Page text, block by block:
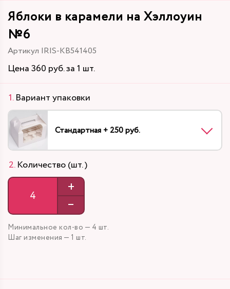
Яблоки в карамели на Хэллоуин
№6
Артикул IRIS-KB541405
Цена 360 руб. за 1 шт.
Вариант упаковки
Стандартная + 250 руб.
Количество (шт. )
+
–
Минимальное кол-во — 4 шт.
Шаг изменения — 1 шт.